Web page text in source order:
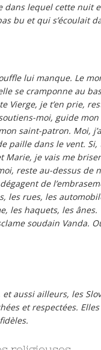
dans lequel cette nuit
bu et qui s’écoulait
lui manque. Le
se cramponne au
Vierge, je t’en prie,
moi, guide
saint-patron. Moi,
paille dans le vent. Si,
Marie, je vais me
reste au-dessus de
de
les rues, les
les haquets, les ânes.
soudain Vanda.
aussi ailleurs, les
et respectées.